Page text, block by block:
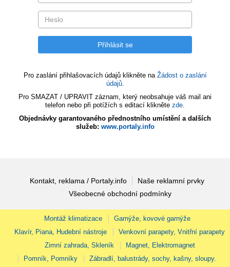
Pro zaslání přihlašovacích údajů klikněte na Žádost o zaslání
údajů.
Pro SMAZAT / UPRAVIT záznam, který neobsahuje váš mail ani
telefon nebo při potížích s editací klikněte zde.
Objednávky garantovaného přednostního umístění a dalších
služeb: www.portaly.info
Kontakt, reklama / Portaly.info
Naše reklamní prvky
Všeobecné obchodní podmínky
Montáž klimatizace
Garnýže, kovové garnýže
Klavír, Piana, Hudební nástroje
Venkovní parapety, Vnitřní parapety
Zimní zahrada, Skleník
Magnet, Elektromagnet
Pomník, Pomníky
Zábradlí, balustrády, sochy, kašny, sloupy.